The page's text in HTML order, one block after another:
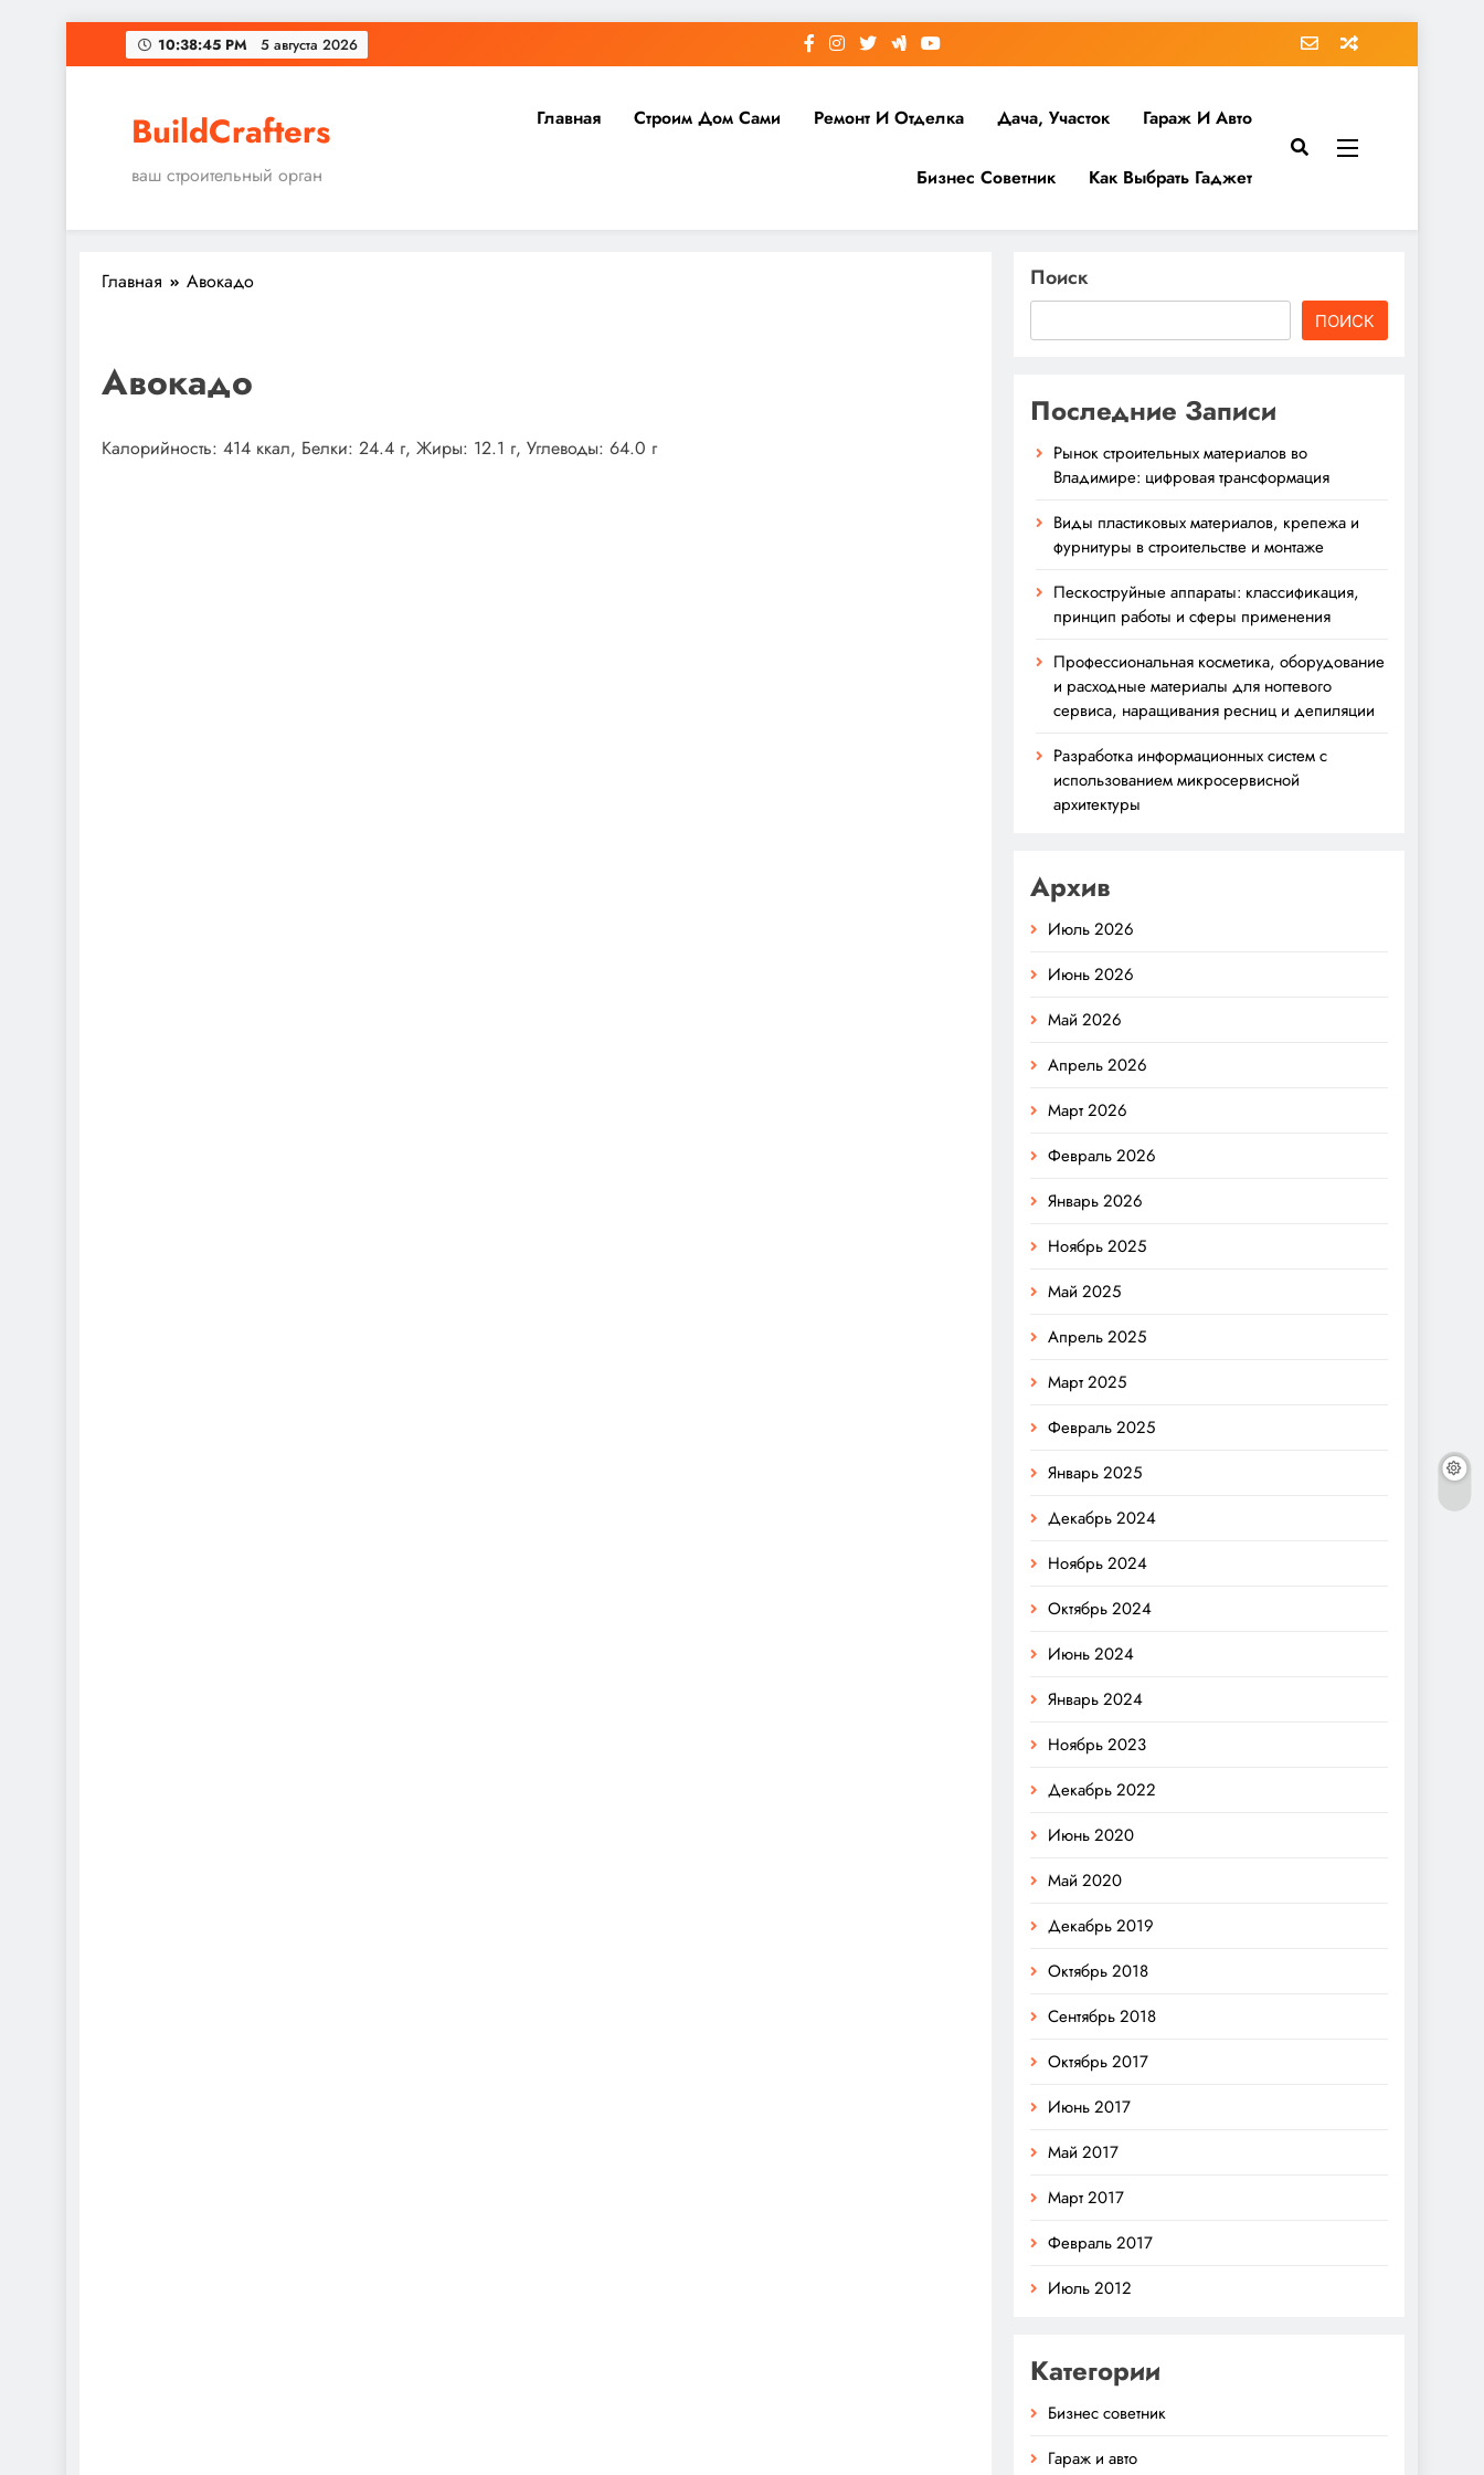
Перейти
к
10:38:46 PM 5 августа 2026
BuildCrafters
ваш строительный орган
Главная Строим Дом Сами Ремонт И Отделка Дача, Участок Гараж И Авто
Бизнес Советник Как Выбрать Гаджет
Главная Авокадо
Авокадо
Калорийность: 414 ккал, Белки: 24.4 г, Жиры: 12.1 г, Углеводы: 64.0 г
Поиск
ПОИСК
Последние Записи
Рынок строительных материалов во
Владимире: цифровая трансформация
Виды пластиковых материалов, крепежа и
фурнитуры в строительстве и монтаже
Пескоструйные аппараты: классификация,
принцип работы и сферы применения
Профессиональная косметика, оборудование
и расходные материалы для ногтевого
сервиса, наращивания ресниц и депиляции
Разработка информационных систем с
использованием микросервисной
архитектуры
Архив
Июль 2026
Июнь 2026
Май 2026
Апрель 2026
Март 2026
Февраль 2026
Январь 2026
Ноябрь 2025
Май 2025
Апрель 2025
Март 2025
Февраль 2025
Январь 2025
Декабрь 2024
Ноябрь 2024
Октябрь 2024
Июнь 2024
Январь 2024
Ноябрь 2023
Декабрь 2022
Июнь 2020
Май 2020
Декабрь 2019
Октябрь 2018
Сентябрь 2018
Октябрь 2017
Июнь 2017
Май 2017
Март 2017
Февраль 2017
Июль 2012
Категории
Бизнес советник
Гараж и авто